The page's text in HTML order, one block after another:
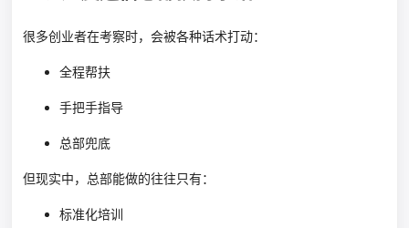
很多创业者在考察时，会被各种话术打动：
全程帮扶
手把手指导
总部兜底
但现实中，总部能做的往往只有：
标准化培训